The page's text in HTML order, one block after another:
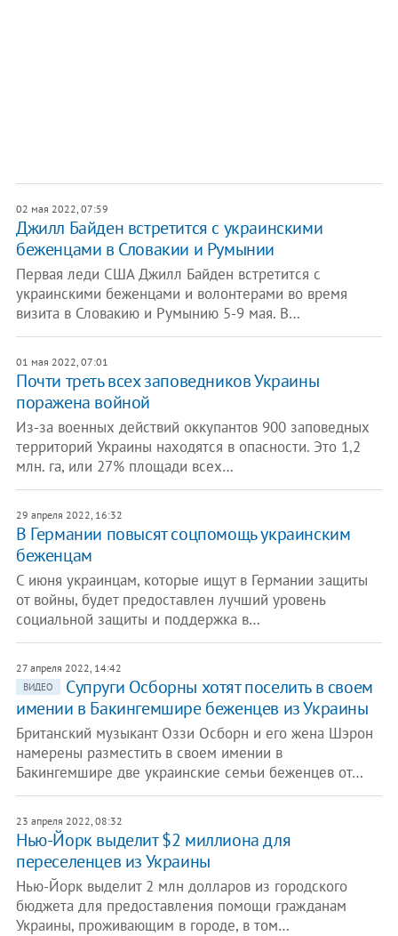
02 мая 2022, 07:59
Джилл Байден встретится с украинскими
беженцами в Словакии и Румынии
Первая леди США Джилл Байден встретится с
украинскими беженцами и волонтерами во время
визита в Словакию и Румынию 5-9 мая. В…
01 мая 2022, 07:01
Почти треть всех заповедников Украины
поражена войной
Из-за военных действий оккупантов 900 заповедных
территорий Украины находятся в опасности. Это 1,2
млн. га, или 27% площади всех…
29 апреля 2022, 16:32
В Германии повысят соцпомощь украинским
беженцам
С июня украинцам, которые ищут в Германии защиты
от войны, будет предоставлен лучший уровень
социальной защиты и поддержка в…
27 апреля 2022, 14:42
ВИДЕО
Супруги Осборны хотят поселить в своем
имении в Бакингемшире беженцев из Украины
Британский музыкант Оззи Осборн и его жена Шэрон
намерены разместить в своем имении в
Бакингемшире две украинские семьи беженцев от…
23 апреля 2022, 08:32
Нью-Йорк выделит $2 миллиона для
переселенцев из Украины
Нью-Йорк выделит 2 млн долларов из городского
бюджета для предоставления помощи гражданам
Украины, проживающим в городе, в том…